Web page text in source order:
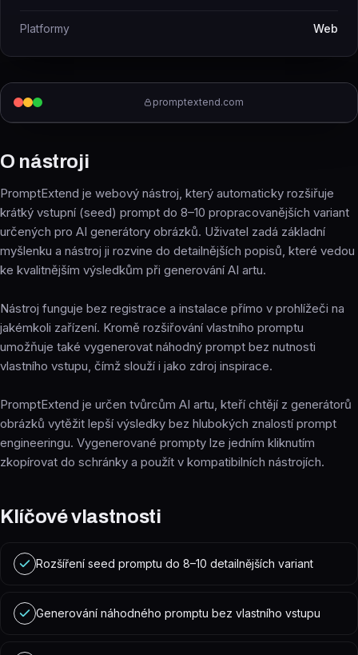
promptextend.com
O nástroji
PromptExtend je webový nástroj, který automaticky rozšiřuje
krátký vstupní (seed) prompt do 8–10 propracovanějších variant
určených pro AI generátory obrázků. Uživatel zadá základní
myšlenku a nástroj ji rozvine do detailnějších popisů, které vedou
ke kvalitnějším výsledkům při generování AI artu.
Nástroj funguje bez registrace a instalace přímo v prohlížeči na
jakémkoli zařízení. Kromě rozšiřování vlastního promptu
umožňuje také vygenerovat náhodný prompt bez nutnosti
vlastního vstupu, čímž slouží i jako zdroj inspirace.
PromptExtend je určen tvůrcům AI artu, kteří chtějí z generátorů
obrázků vytěžit lepší výsledky bez hlubokých znalostí prompt
engineeringu. Vygenerované prompty lze jedním kliknutím
zkopírovat do schránky a použít v kompatibilních nástrojích.
Klíčové vlastnosti
Rozšíření seed promptu do 8–10 detailnějších variant
Generování náhodného promptu bez vlastního vstupu
Platformy Web